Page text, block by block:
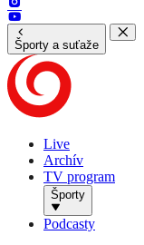
Športy a suťaže
Live
Archív
TV program
Športy
Podcasty